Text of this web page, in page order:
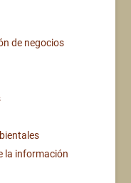
de negocios
la información